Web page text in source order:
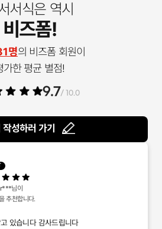
서식은 역시
비즈폼!
명의 비즈폼 회원이
가한 평균 별점!
9.7/ 10.0
작성하러 가기
님이
추천합니다.
있습니다 감사드립니다